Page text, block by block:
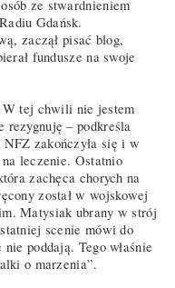
ze stwardnieniem
Gdańsk.
zaczął pisać blog,
fundusze na swoje
W tej chwili nie jestem
rezygnuję – podkreśla
zakończyła się i w
leczenie. Ostatnio
zachęca chorych na
został w wojskowej
Matysiak ubrany w strój
scenie mówi do
poddają. Tego właśnie
o marzenia”.